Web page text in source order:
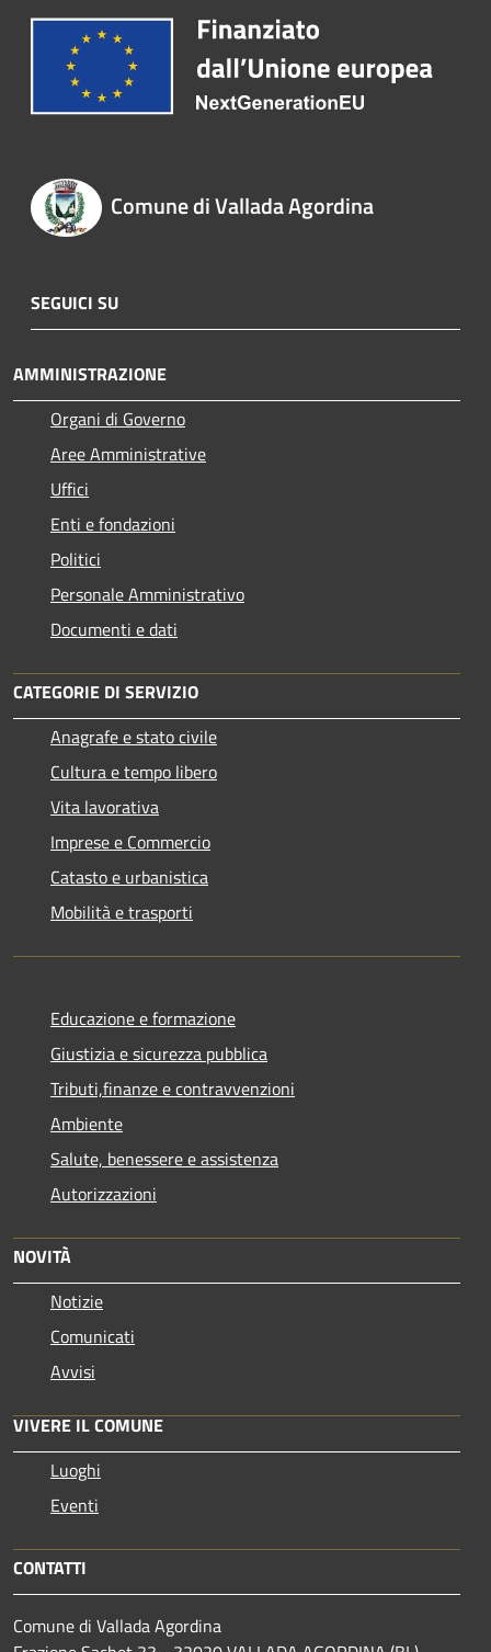
Comune di Vallada Agordina
SEGUICI SU
AMMINISTRAZIONE
Organi di Governo
Aree Amministrative
Uffici
Enti e fondazioni
Politici
Personale Amministrativo
Documenti e dati
CATEGORIE DI SERVIZIO
Anagrafe e stato civile
Cultura e tempo libero
Vita lavorativa
Imprese e Commercio
Catasto e urbanistica
Mobilità e trasporti
Educazione e formazione
Giustizia e sicurezza pubblica
Tributi,finanze e contravvenzioni
Ambiente
Salute, benessere e assistenza
Autorizzazioni
NOVITÀ
Notizie
Comunicati
Avvisi
VIVERE IL COMUNE
Luoghi
Eventi
CONTATTI
Comune di Vallada Agordina